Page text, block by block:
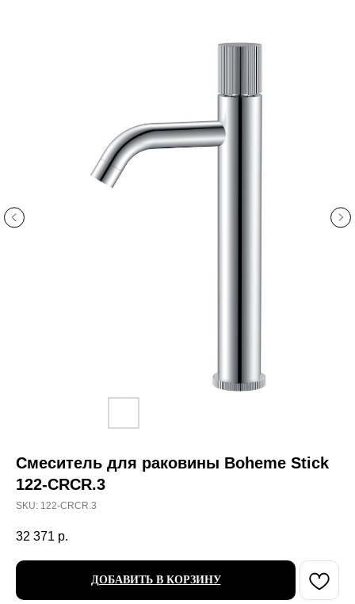
Смеситель для раковины Boheme Stick
122-CRCR.3
SKU: 122-CRCR.3
32 371 р.
ДОБАВИТЬ В КОРЗИНУ